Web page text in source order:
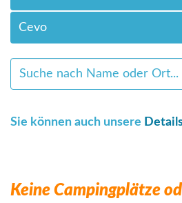
Cevo
Sie können auch unsere
Keine Campingplätze